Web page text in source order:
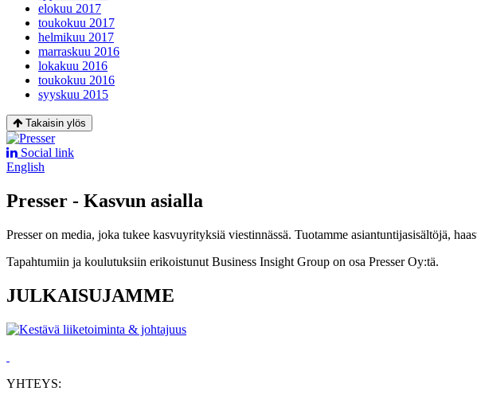
elokuu 2017
toukokuu 2017
helmikuu 2017
marraskuu 2016
lokakuu 2016
toukokuu 2016
syyskuu 2015
Takaisin ylös
Social link
English
Presser - Kasvun asialla
Presser on media, joka tukee kasvuyrityksiä viestinnässä. Tuotamme asiantuntijasisältöjä,
Tapahtumiin ja koulutuksiin erikoistunut Business Insight Group on osa Presser Oy:tä.
JULKAISUJAMME
YHTEYS: